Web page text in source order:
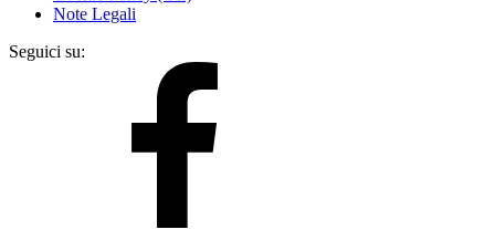
Note Legali
Seguici su: